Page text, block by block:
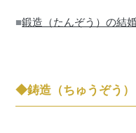
■鍛造（たんぞう）の結
◆鋳造（ちゅうぞう